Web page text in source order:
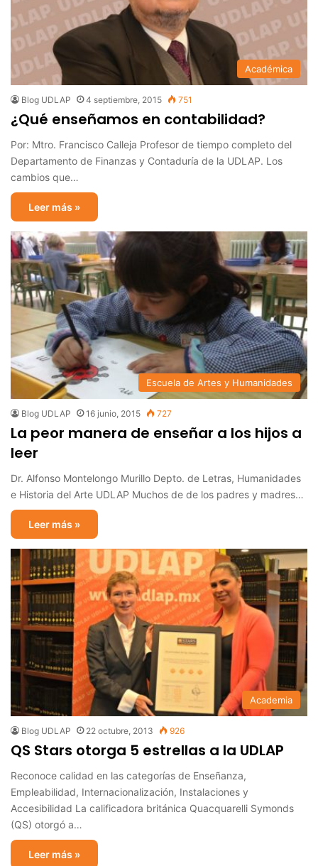
Académica
Blog UDLAP 4 septiembre, 2015 751
¿Qué enseñamos en contabilidad?
Por: Mtro. Francisco Calleja Profesor de tiempo completo del
Departamento de Finanzas y Contaduría de la UDLAP. Los
cambios que…
Leer más »
Escuela de Artes y Humanidades
Blog UDLAP 16 junio, 2015 727
La peor manera de enseñar a los hijos a
leer
Dr. Alfonso Montelongo Murillo Depto. de Letras, Humanidades
e Historia del Arte UDLAP Muchos de de los padres y madres…
Leer más »
Academia
Blog UDLAP 22 octubre, 2013 926
QS Stars otorga 5 estrellas a la UDLAP
Reconoce calidad en las categorías de Enseñanza,
Empleabilidad, Internacionalización, Instalaciones y
Accesibilidad La calificadora británica Quacquarelli Symonds
(QS) otorgó a…
Leer más »